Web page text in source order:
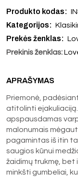
Produkto kodas:
Kategorijos:
Prekės ženklas:
Prekinis ženklas:
APRAŠYMAS
Priemonė,
atitolinti
apspausdamas
malonumais
pagamintas iš itin
saugios kūnui
žaidimų trukmę, bet
minkšti gumbeliai,